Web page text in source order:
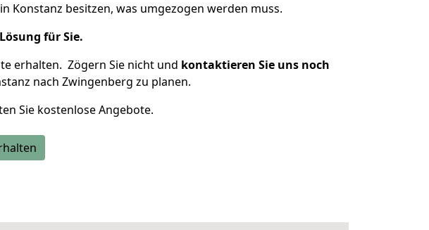
Konstanz besitzen, was umgezogen werden muss.
für Sie.
erhalten. Zögern Sie nicht und kontaktieren Sie uns noch
nach Zwingenberg zu planen.
Sie kostenlose Angebote.